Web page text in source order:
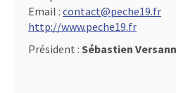
Email : contact@peche19.fr
http://www.peche19.fr
Président : Sébastien